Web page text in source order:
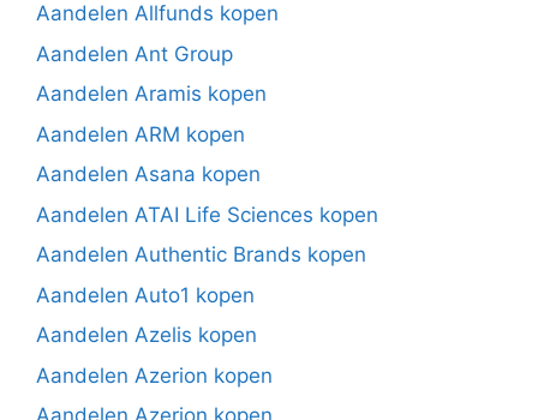
Aandelen Allfunds kopen
Aandelen Ant Group
Aandelen Aramis kopen
Aandelen ARM kopen
Aandelen Asana kopen
Aandelen ATAI Life Sciences kopen
Aandelen Authentic Brands kopen
Aandelen Auto1 kopen
Aandelen Azelis kopen
Aandelen Azerion kopen